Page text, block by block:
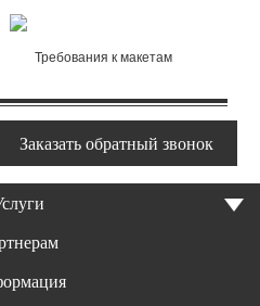
Требования к макетам
Заказать обратный звонок